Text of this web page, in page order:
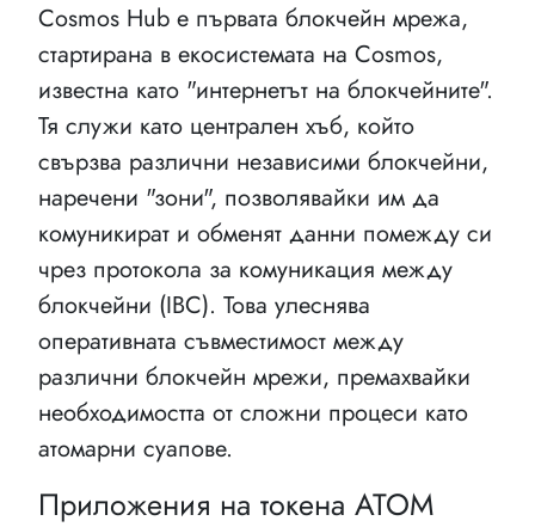
Cosmos Hub е първата блокчейн мрежа,
стартирана в екосистемата на Cosmos,
известна като "интернетът на блокчейните".
Тя служи като централен хъб, който
свързва различни независими блокчейни,
наречени "зони", позволявайки им да
комуникират и обменят данни помежду си
чрез протокола за комуникация между
блокчейни (IBC). Това улеснява
оперативната съвместимост между
различни блокчейн мрежи, премахвайки
необходимостта от сложни процеси като
атомарни суапове.
Приложения на токена ATOM